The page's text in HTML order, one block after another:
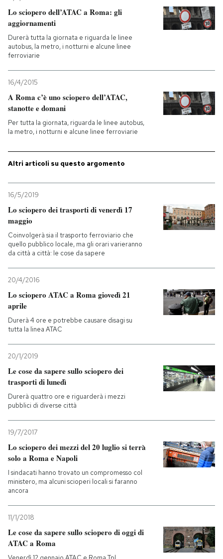
Lo sciopero dell’ATAC a Roma: gli
aggiornamenti
Durerà tutta la giornata e riguarda le linee
autobus, la metro, i notturni e alcune linee
ferroviarie
16/4/2015
A Roma c’è uno sciopero dell’ATAC,
stanotte e domani
Per tutta la giornata, riguarda le linee autobus,
la metro, i notturni e alcune linee ferroviarie
Altri articoli su questo argomento
16/5/2019
Lo sciopero dei trasporti di venerdì 17
maggio
Coinvolgerà sia il trasporto ferroviario che
quello pubblico locale, ma gli orari varieranno
da città a città: le cose da sapere
20/4/2016
Lo sciopero ATAC a Roma giovedì 21
aprile
Durerà 4 ore e potrebbe causare disagi su
tutta la linea ATAC
20/1/2019
Le cose da sapere sullo sciopero dei
trasporti di lunedì
Durerà quattro ore e riguarderà i mezzi
pubblici di diverse città
19/7/2017
Lo sciopero dei mezzi del 20 luglio si terrà
solo a Roma e Napoli
I sindacati hanno trovato un compromesso col
ministero, ma alcuni scioperi locali si faranno
ancora
11/1/2018
Le cose da sapere sullo sciopero di oggi di
ATAC a Roma